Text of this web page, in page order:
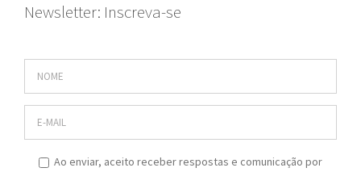
Newsletter: Inscreva-se
Ao enviar, aceito receber respostas e comunicação por